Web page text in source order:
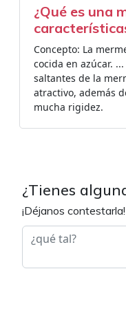
¿Qué es una
Concepto: La
cocida en azúcar.
saltantes de la
atractivo, además
mucha rigidez.
¿Tienes
¡Déjanos contestarla!